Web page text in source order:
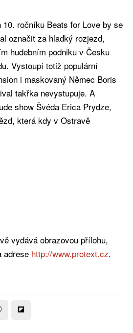
ročníku Beats for Love by se
označit za hladký rozjezd,
hudebním podniku v Česku
Vystoupí totiž populární
i maskovaný Němec Boris
takřka nevystupuje. A
show Švéda Erica Prydze,
která kdy v Ostravě
vydává obrazovou přílohu,
adrese http://www.protext.cz.